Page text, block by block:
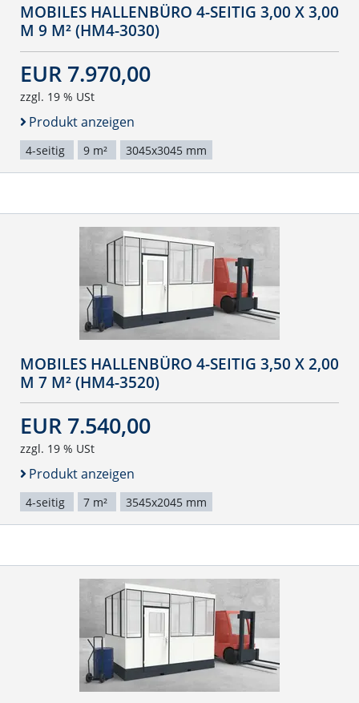
MOBILES HALLENBÜRO 4-SEITIG 3,00 X 3,00
M 9 M² (HM4-3030)
EUR 7.970,00
zzgl. 19 % USt
Produkt anzeigen
4-seitig 9 m² 3045x3045 mm
MOBILES HALLENBÜRO 4-SEITIG 3,50 X 2,00
M 7 M² (HM4-3520)
EUR 7.540,00
zzgl. 19 % USt
Produkt anzeigen
4-seitig 7 m² 3545x2045 mm